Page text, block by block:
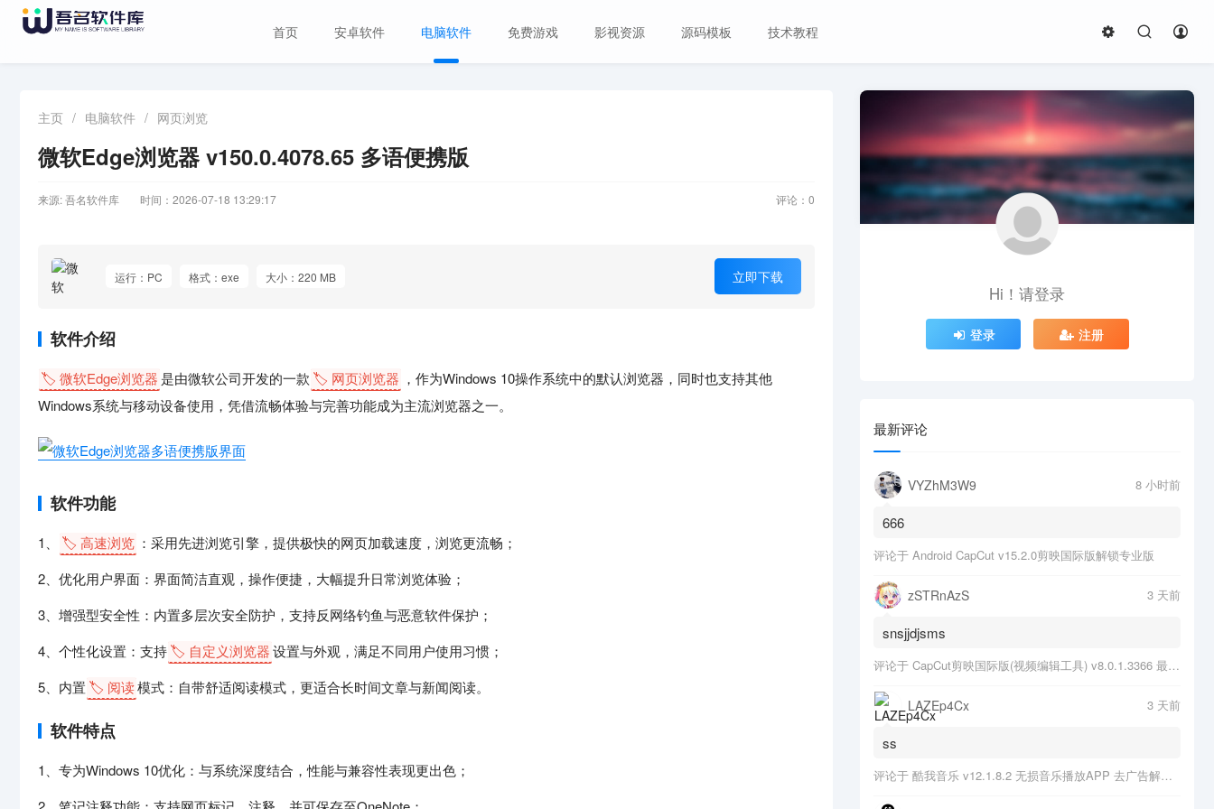
首页 安卓软件 电脑软件 免费游戏 影视资源 源码模板 技术教程
主页 / 电脑软件 / 网页浏览
微软Edge浏览器 v150.0.4078.65 多语便携版
来源: 吾名软件库 时间：2026-07-18 13:29:17 评论： 0
运行：PC 格式：exe 大小：220 MB 立即下载
软件介绍
🏷️ 微软Edge浏览器 是由微软公司开发的一款 🏷️ 网页浏览器 ，作为Windows 10操作系统中的默认浏览器，同时也支持其他
Windows系统与移动设备使用，凭借流畅体验与完善功能成为主流浏览器之一。
软件功能
1、 🏷️ 高速浏览 ：采用先进浏览引擎，提供极快的网页加载速度，浏览更流畅；
2、优化用户界面：界面简洁直观，操作便捷，大幅提升日常浏览体验；
3、增强型安全性：内置多层次安全防护，支持反网络钓鱼与恶意软件保护；
4、个性化设置：支持🏷️ 自定义浏览器设置与外观，满足不同用户使用习惯；
5、内置 🏷️ 阅读模式：自带舒适阅读模式，更适合长时间文章与新闻阅读。
软件特点
1、专为Windows 10优化：与系统深度结合，性能与兼容性表现更出色；
Hi！请登录
登录 注册
最新评论
VYZhM3W9 8 小时前
666
评论于 Android CapCut v15.2.0剪映国际版解锁专业版
zSTRnAzS 3 天前
snsjjdjsms
评论于 CapCut剪映国际版(视频编辑工具) v8.0.1.3366 最新版
LAZEp4Cx 3 天前
ss
评论于 酷我音乐 v12.1.8.2 无损音乐播放APP 去广告解锁会员版